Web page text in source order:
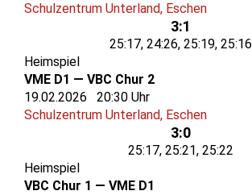
Schulzentrum Unterland, Eschen
3:1
25:17, 24:26, 25:19, 25:16
Heimspiel
VME D1 — VBC Chur 2
19.02.2026 20:30 Uhr
Schulzentrum Unterland, Eschen
3:0
25:17, 25:21, 25:22
Heimspiel
VBC Chur 1 — VME D1